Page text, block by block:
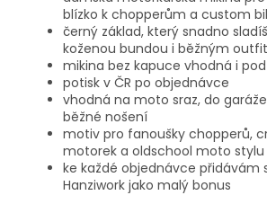
blízko k chopperům a custom
černý základ, který snadno
koženou bundou i běžným
mikina bez kapuce vhodná i
potisk v ČR po objednávce
vhodná na moto sraz, do
běžné nošení
motiv pro fanoušky chopperů,
motorek a oldschool moto stylu
ke každé objednávce přidávám
Hanziwork jako malý bonus